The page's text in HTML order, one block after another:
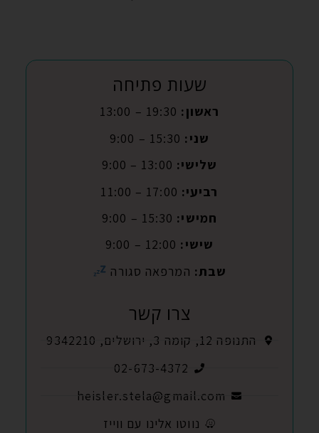
שעות פתיחה
ראשון:
שני:
שלישי:
רביעי:
חמישי:
שישי:
שבת: המרפאה סגורה
צרו קשר
התנופה 12, קומה 3, ירושלים, 9342210
02-673-4372
heisler.stela@gmail.com
נווטו אלינו עם ווייז